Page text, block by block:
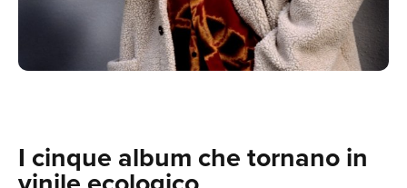
I cinque album che tornano in